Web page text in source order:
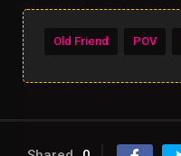
Old Friend POV